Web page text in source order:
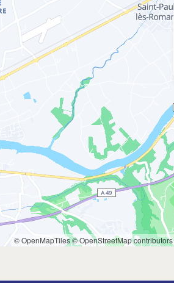
© OpenMapTiles© OpenStreetMap contributors